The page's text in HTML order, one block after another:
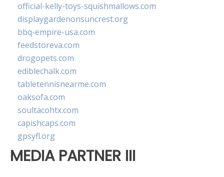
official-kelly-toys-squishmallows.com
displaygardenonsuncrest.org
bbq-empire-usa.com
feedstoreva.com
drogopets.com
ediblechalk.com
tabletennisnearme.com
oaksofa.com
soultacohtx.com
capishcaps.com
gpsyfl.org
MEDIA PARTNER III